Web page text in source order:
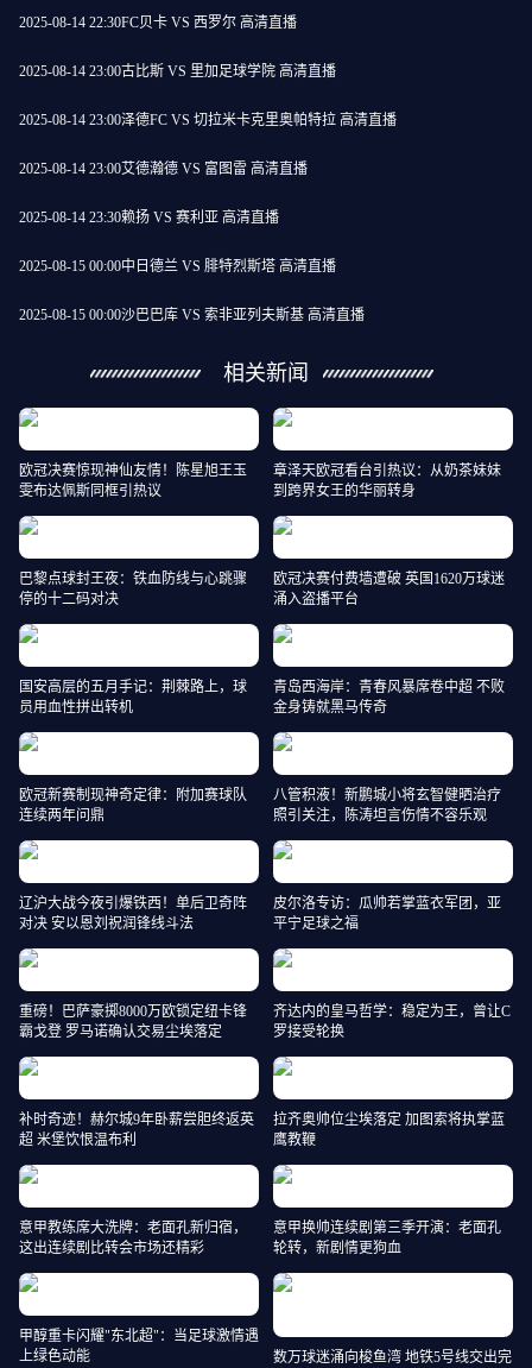
2025-08-14 22:30FC贝卡 VS 西罗尔 高清直播
2025-08-14 23:00古比斯 VS 里加足球学院 高清直播
2025-08-14 23:00泽德FC VS 切拉米卡克里奥帕特拉 高清直播
2025-08-14 23:00艾德瀚德 VS 富图雷 高清直播
2025-08-14 23:30赖扬 VS 赛利亚 高清直播
2025-08-15 00:00中日德兰 VS 腓特烈斯塔 高清直播
2025-08-15 00:00沙巴巴库 VS 索非亚列夫斯基 高清直播
相关新闻
欧冠决赛惊现神仙友情！陈星旭王玉
雯布达佩斯同框引热议
章泽天欧冠看台引热议：从奶茶妹妹
到跨界女王的华丽转身
巴黎点球封王夜：铁血防线与心跳骤
停的十二码对决
欧冠决赛付费墙遭破 英国1620万球迷
涌入盗播平台
国安高层的五月手记：荆棘路上，球
员用血性拼出转机
青岛西海岸：青春风暴席卷中超 不败
金身铸就黑马传奇
欧冠新赛制现神奇定律：附加赛球队
连续两年问鼎
八管积液！新鹏城小将玄智健晒治疗
照引关注，陈涛坦言伤情不容乐观
辽沪大战今夜引爆铁西！单后卫奇阵
对决 安以恩刘祝润锋线斗法
皮尔洛专访：瓜帅若掌蓝衣军团，亚
平宁足球之福
重磅！巴萨豪掷8000万欧锁定纽卡锋
霸戈登 罗马诺确认交易尘埃落定
齐达内的皇马哲学：稳定为王，曾让C
罗接受轮换
补时奇迹！赫尔城9年卧薪尝胆终返英
超 米堡饮恨温布利
拉齐奥帅位尘埃落定 加图索将执掌蓝
鹰教鞭
意甲教练席大洗牌：老面孔新归宿，
这出连续剧比转会市场还精彩
意甲换帅连续剧第三季开演：老面孔
轮转，新剧情更狗血
甲醇重卡闪耀"东北超"：当足球激情遇
上绿色动能
数万球迷涌向梭鱼湾 地铁5号线交出完